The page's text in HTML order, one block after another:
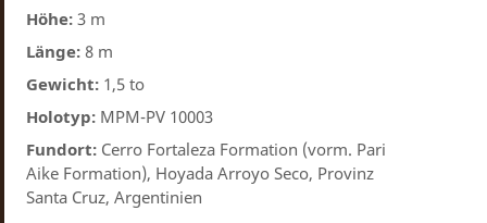
Höhe: 3 m
Länge: 8 m
Gewicht: 1,5 to
Holotyp: MPM-PV 10003
Fundort: Cerro Fortaleza Formation (vorm. Pari
Aike Formation), Hoyada Arroyo Seco, Provinz
Santa Cruz, Argentinien